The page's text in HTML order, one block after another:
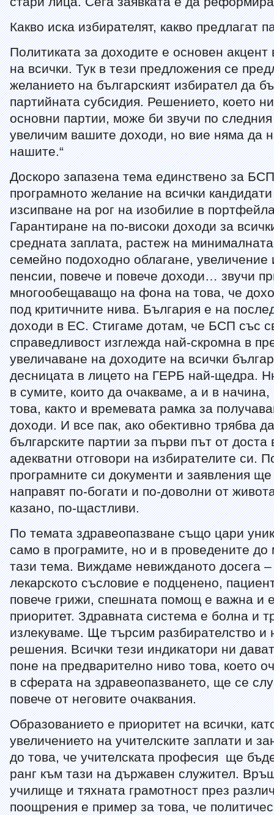
Какво иска избирателят, какво предлагат
Политиката за доходите е основен
на всички. Тук в тези предложения се
желанието на българският избирател да
партийната субсидия. Решението, което
основни партии, може би звучи по
увеличим вашите доходи, но вие няма да
нашите.“
Доскоро запазена тема единствено за
програмното желание на всички
изсипване на рог на изобилие в
Гарантиране на по-високи доходи за
средната заплата, растеж на
семейно подоходно облагане, увеличение
пенсии, повече и повече доходи… звучи
многообещаващо на фона на това, че
под критичните нива. България е на
доходи в ЕС. Стигаме дотам, че БСП със
справедливост изглежда най-скромна в
увеличаване на доходите на всички
десницата в лицето на ГЕРБ най-щедра.
в сумите, които да очакваме, а и в
това, както и времевата рамка за
доходи. И все пак, ако обективно трябва
българските партии за първи път от
адекватни отговори на избирателите си.
програмните си документи и заявления
направят по-богати и по-доволни от
казано, по-щастливи.
По темата здравеопазване също цари
само в програмите, но и в проведените
тази тема. Виждаме невижданото досега
лекарското съсловие е подценено,
повече грижи, спешната помощ е важна и
приоритет. Здравната система е болна и
излекуваме. Ще търсим разбирателство и
решения. Всички тези индикатори ни
поне на предварително ниво това, което
в сферата на здравеопазването, ще се
повече от неговите очаквания.
Образованието е приоритет на всички,
увеличението на учителските заплати и
до това, че учителската професия ще
ранг към тази на държавен служител.
училище и тяхната грамотност през
поощрения е пример за това, че